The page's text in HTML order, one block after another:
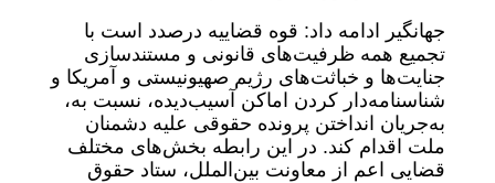
جهانگیر ادامه داد: قوه قضاییه درصدد است با
تجمیع همه ظرفیت‌های قانونی و مستندسازی
جنایت‌ها و خباثت‌های رژیم صهیونیستی و آمریکا و
شناسنامه‌دار کردن اماکن آسیب‌دیده، نسبت به،
به‌جریان انداختن پرونده حقوقی علیه دشمنان
ملت اقدام کند. در این رابطه بخش‌های مختلف
قضایی اعم از معاونت بین‌الملل، ستاد حقوق